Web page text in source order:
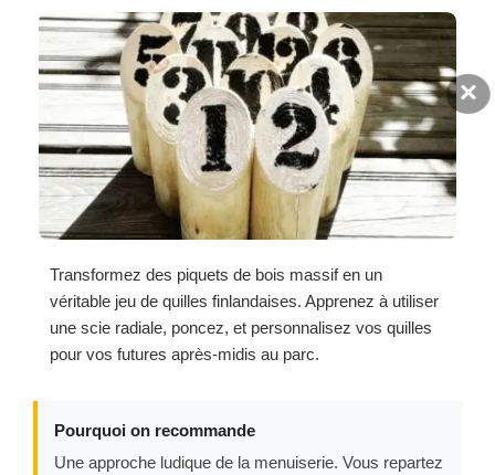
Transformez des piquets de bois massif en un
véritable jeu de quilles finlandaises. Apprenez à utiliser
une scie radiale, poncez, et personnalisez vos quilles
pour vos futures après-midis au parc.
Pourquoi on recommande
Une approche ludique de la menuiserie. Vous repartez
×